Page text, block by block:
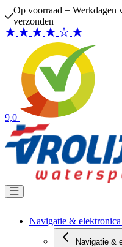
Ga naar de inhoud
Op voorraad = Werkdagen
verzonden
9,0
Navigatie & elektronica
Navigatie &